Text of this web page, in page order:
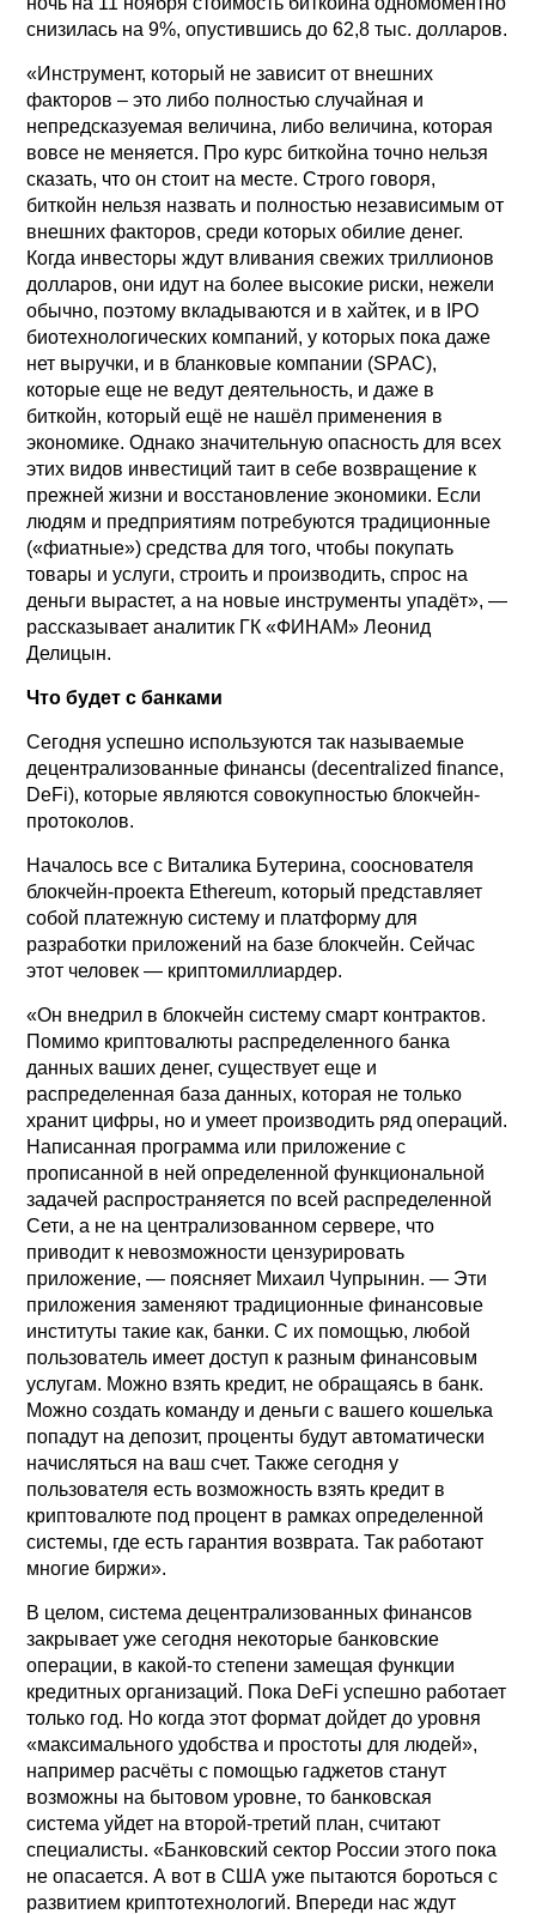
снизилась на 9%, опустившись до 62,8 тыс. долларов.
«Инструмент, который не зависит от внешних
факторов – это либо полностью случайная и
непредсказуемая величина, либо величина, которая
вовсе не меняется. Про курс биткойна точно нельзя
сказать, что он стоит на месте. Строго говоря,
биткойн нельзя назвать и полностью независимым от
внешних факторов, среди которых обилие денег.
Когда инвесторы ждут вливания свежих триллионов
долларов, они идут на более высокие риски, нежели
обычно, поэтому вкладываются и в хайтек, и в IPO
биотехнологических компаний, у которых пока даже
нет выручки, и в бланковые компании (SPAC),
которые еще не ведут деятельность, и даже в
биткойн, который ещё не нашёл применения в
экономике. Однако значительную опасность для всех
этих видов инвестиций таит в себе возвращение к
прежней жизни и восстановление экономики. Если
людям и предприятиям потребуются традиционные
(«фиатные») средства для того, чтобы покупать
товары и услуги, строить и производить, спрос на
деньги вырастет, а на новые инструменты упадёт», —
рассказывает аналитик ГК «ФИНАМ» Леонид
Делицын.
Что будет с банками
Сегодня успешно используются так называемые
децентрализованные финансы (decentralized finance,
DeFi), которые являются совокупностью блокчейн-
протоколов.
Началось все с Виталика Бутерина, сооснователя
блокчейн-проекта Ethereum, который представляет
собой платежную систему и платформу для
разработки приложений на базе блокчейн. Сейчас
этот человек — криптомиллиардер.
«Он внедрил в блокчейн систему смарт контрактов.
Помимо криптовалюты распределенного банка
данных ваших денег, существует еще и
распределенная база данных, которая не только
хранит цифры, но и умеет производить ряд операций.
Написанная программа или приложение с
прописанной в ней определенной функциональной
задачей распространяется по всей распределенной
Сети, а не на централизованном сервере, что
приводит к невозможности цензурировать
приложение, — поясняет Михаил Чупрынин. — Эти
приложения заменяют традиционные финансовые
институты такие как, банки. С их помощью, любой
пользователь имеет доступ к разным финансовым
услугам. Можно взять кредит, не обращаясь в банк.
Можно создать команду и деньги с вашего кошелька
попадут на депозит, проценты будут автоматически
начисляться на ваш счет. Также сегодня у
пользователя есть возможность взять кредит в
криптовалюте под процент в рамках определенной
системы, где есть гарантия возврата. Так работают
многие биржи».
В целом, система децентрализованных финансов
закрывает уже сегодня некоторые банковские
операции, в какой-то степени замещая функции
кредитных организаций. Пока DeFi успешно работает
только год. Но когда этот формат дойдет до уровня
«максимального удобства и простоты для людей»,
например расчёты с помощью гаджетов станут
возможны на бытовом уровне, то банковская
система уйдет на второй-третий план, считают
специалисты. «Банковский сектор России этого пока
не опасается. А вот в США уже пытаются бороться с
развитием криптотехнологий. Впереди нас ждут